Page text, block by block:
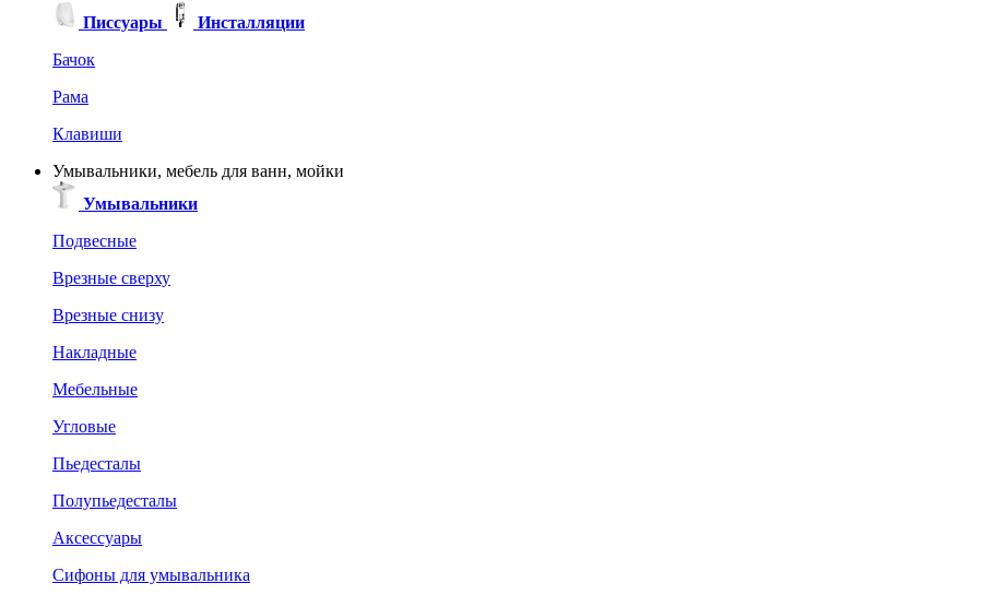
Писсуары
Инсталляции
Бачок
Рама
Клавиши
Умывальники, мебель для ванн, мойки
Умывальники
Подвесные
Врезные сверху
Врезные снизу
Накладные
Мебельные
Угловые
Пьедесталы
Полупьедесталы
Аксессуары
Сифоны для умывальника